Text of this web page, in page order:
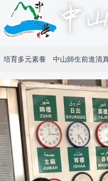
培育多元素養 中山師生前進清